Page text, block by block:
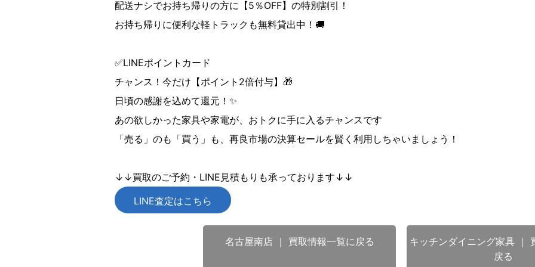
配送ナシでお持ち帰りの方に【5％OFF】の特別割引！
お持ち帰りに便利な軽トラックも無料貸出中！🚚
✅LINEポイントカード
チャンス！今だけ【ポイント2倍付与】🎁
日頃の感謝を込めて還元！✨
あの欲しかった家具や家電が、おトクに手に入るチャンスです
「売る」のも「買う」も、再良市場の決算セールを賢く利用しちゃいましょう！
↓↓買取のご予約・LINE見積もりも承っております↓↓
LINE査定はこちら
名古屋南店 ｜ 買取情報一覧に戻る
キッチンダイニング家具 ｜
戻る